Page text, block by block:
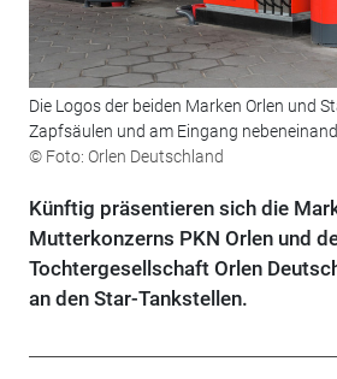
Die Logos der beiden Marken Orlen und
Zapfsäulen und am Eingang
© Foto: Orlen Deutschland
Künftig präsentieren sich die
Mutterkonzerns PKN Orlen und
Tochtergesellschaft Orlen
an den Star-Tankstellen.